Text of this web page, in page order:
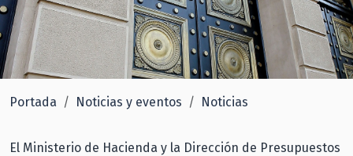
Portada Noticias y eventos Noticias
El Ministerio de Hacienda y la Dirección de Presupuestos